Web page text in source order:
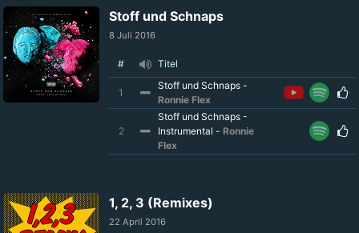
Stoff und Schnaps
8 Juli 2016
# Titel
1
Stoff und Schnaps -
Ronnie Flex
2
Stoff und Schnaps -
Instrumental - Ronnie
Flex
1, 2, 3 (Remixes)
22 April 2016